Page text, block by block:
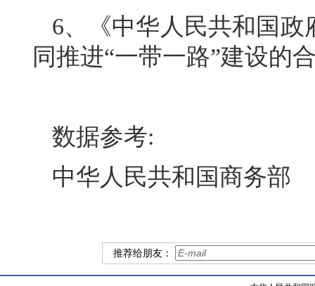
6、《中华人民共和国
同推进“一带一路”建设的
数据参考:
中华人民共和国商务部
推荐给朋友：